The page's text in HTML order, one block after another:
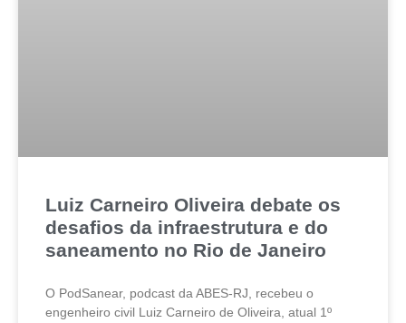
Luiz Carneiro Oliveira debate os
desafios da infraestrutura e do
saneamento no Rio de Janeiro
O PodSanear, podcast da ABES-RJ, recebeu o
engenheiro civil Luiz Carneiro de Oliveira, atual 1º